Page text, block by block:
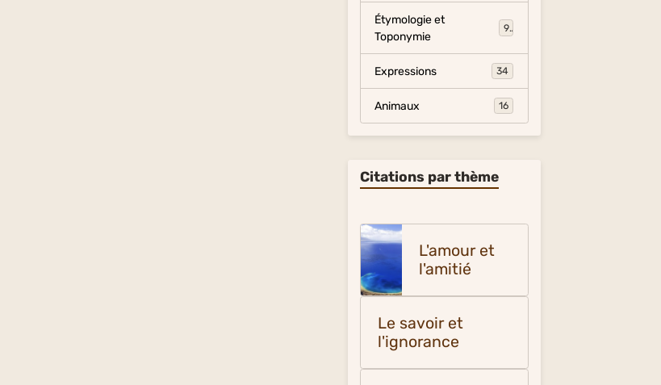
Étymologie et
Toponymie
9
Expressions 34
Animaux 16
Citations par thème
L'amour et
l'amitié
Le savoir et
l'ignorance